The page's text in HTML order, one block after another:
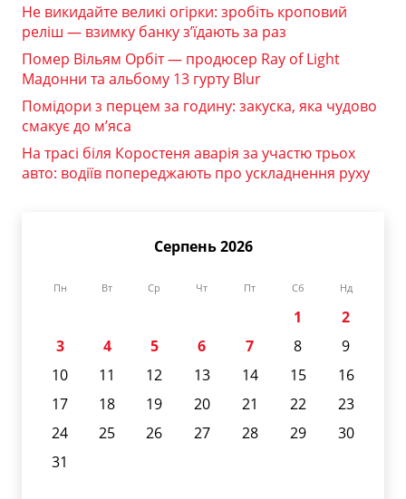
Не викидайте великі огірки: зробіть кроповий
реліш — взимку банку з’їдають за раз
Помер Вільям Орбіт — продюсер Ray of Light
Мадонни та альбому 13 гурту Blur
Помідори з перцем за годину: закуска, яка чудово
смакує до м’яса
На трасі біля Коростеня аварія за участю трьох
авто: водіїв попереджають про ускладнення руху
Серпень 2026
Пн Вт Ср Чт Пт Сб Нд
1
2
3
4 5 6 7 8
9
10
11 12 13 14 15
16
17
18 19 20 21 22
23
24
25 26 27 28 29
30
31